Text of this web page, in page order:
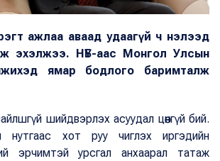
ажлаа аваад удаагүй ч нэлээд
эхэлжээ. НҮБ-аас Монгол Улсын
ямар бодлого баримталж
шийдвэрлэх асуудал цөөнгүй бий.
нутгаас хот руу чиглэх иргэдийн
эрчимтэй урсгал анхаарал татаж